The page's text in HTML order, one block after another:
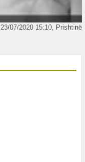
23/07/2020 15:10, Prishtinë